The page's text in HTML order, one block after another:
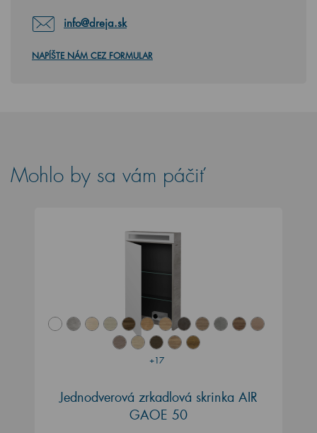
info@dreja.sk
NAPÍŠTE NÁM CEZ FORMULAR
Mohlo by sa vám páčiť
+17
Jednodverová zrkadlová skrinka AIR
GAOE 50